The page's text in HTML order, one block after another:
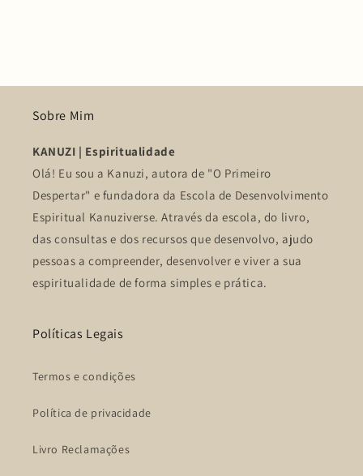
Sobre Mim
KANUZI | Espiritualidade
Olá! Eu sou a Kanuzi, autora de "O Primeiro
Despertar" e fundadora da Escola de Desenvolvimento
Espiritual Kanuziverse. Através da escola, do livro,
das consultas e dos recursos que desenvolvo, ajudo
pessoas a compreender, desenvolver e viver a sua
espiritualidade de forma simples e prática.
Políticas Legais
Termos e condições
Política de privacidade
Livro Reclamações